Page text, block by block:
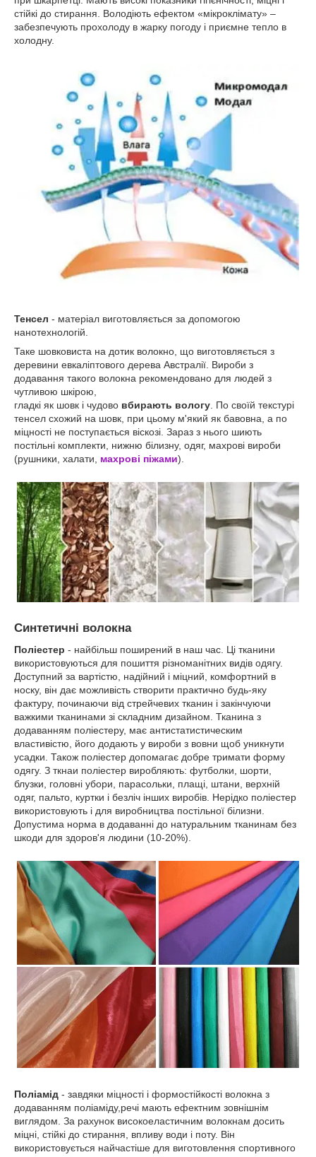
стійкі до стирання. Володіють ефектом «мікроклімату» –
забезпечують прохолоду в жарку погоду і приємне тепло в
холодну.
Тенсел - матеріал виготовляється за допомогою
нанотехнологій.
Таке шовковиста на дотик волокно, що виготовляється з
деревини евкаліптового дерева Австралії. Вироби з
додавання такого волокна рекомендовано для людей з
чутливою шкірою,
гладкі як шовк і чудово вбирають вологу . По своїй текстурі
тенсел схожий на шовк, при цьому м'який як бавовна, а по
міцності не поступається віскозі. Зараз з нього шиють
постільні комплекти, нижню білизну, одяг, махрові вироби
(рушники, халати, махрові піжами).
Синтетичні волокна
Поліестер - найбільш поширений в наш час. Ці тканини
використовуються для пошиття різноманітних видів одягу.
Доступний за вартістю, надійний і міцний, комфортний в
носку, він дає можливість створити практично будь-яку
фактуру, починаючи від стрейчевих тканин і закінчуючи
важкими тканинами зі складним дизайном. Тканина з
додаванням поліестеру, має антистатистическим
властивістю, його додають у вироби з вовни щоб уникнути
усадки. Також поліестер допомагає добре тримати форму
одягу. З ткнаи поліестер виробляють: футболки, шорти,
блузки, головні убори, парасольки, плащі, штани, верхній
одяг, пальто, куртки і безліч інших виробів. Нерідко поліестер
використовують і для виробництва постільної білизни.
Допустима норма в додаванні до натуральним тканинам без
шкоди для здоров'я людини (10-20%).
Поліамід - завдяки міцності і формостійкості волокна з
додаванням поліаміду,речі мають ефектним зовнішнім
виглядом. За рахунок високоеластичним волокнам досить
міцні, стійкі до стирання, впливу води і поту. Він
використовується найчастіше для виготовлення спортивного